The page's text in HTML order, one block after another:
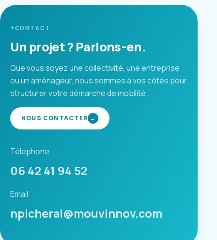
CONTACT
Un projet ? Parlons-en.
Que vous soyez une collectivité, une entreprise
ou un aménageur, nous sommes à vos côtés pour
structurer votre démarche de mobilité.
NOUS CONTACTER →
Téléphone
06 42 41 94 52
Email
npicheral@mouvinnov.com